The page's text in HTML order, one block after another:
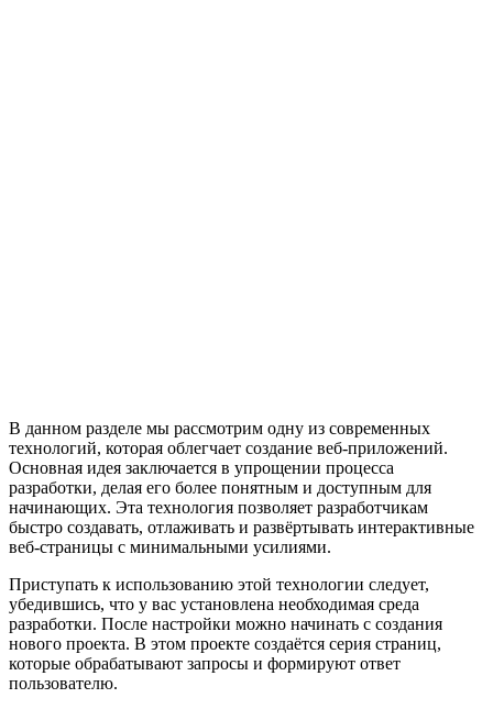
В данном разделе мы рассмотрим одну из современных
технологий, которая облегчает создание веб-приложений.
Основная идея заключается в упрощении процесса
разработки, делая его более понятным и доступным для
начинающих. Эта технология позволяет разработчикам
быстро создавать, отлаживать и развёртывать интерактивные
веб-страницы с минимальными усилиями.
Приступать к использованию этой технологии следует,
убедившись, что у вас установлена необходимая среда
разработки. После настройки можно начинать с создания
нового проекта. В этом проекте создаётся серия страниц,
которые обрабатывают запросы и формируют ответ
пользователю.